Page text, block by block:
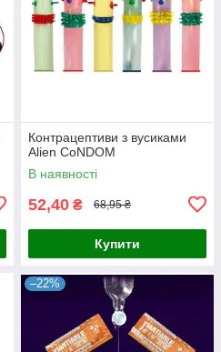
Контрацептиви з вусиками
Alien CoNDOM
В наявності
52,40 ₴ 68,95 ₴
Купити
–22%